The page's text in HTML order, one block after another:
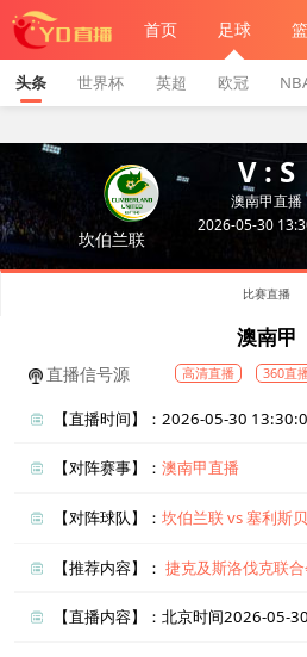
首页 足球
头条 世界杯 英超 欧冠
坎伯兰联
V : S
澳南甲直播
2026-05-30
比赛直播
澳南甲
直播信号源 高清直播 360直
【直播时间】：2026-05-30
【对阵赛事】：澳南甲直播
【对阵球队】：坎伯兰联 vs 塞利斯
【推荐内容】：捷克及斯洛伐克联